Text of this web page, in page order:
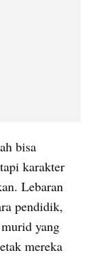
bisa
karakter
Lebaran
pendidik,
yang
mereka